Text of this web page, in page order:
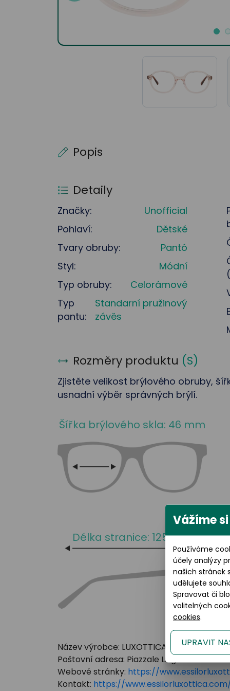
Popis
Detaily
Značky:
Unofficial
Pohlaví:
Dětské
Tvary obruby:
Pantó
Styl:
Módní
Typ obruby:
Celorámové
Typ
pantu:
Standarní pružinový
závěs
Rozměry produktu (S)
Zjistěte velikost brýlového obruby,
usnadní výběr správných brýlí.
Šířka brýlového skla: 46 mm
Délka stranice: 125 mm
Název výrobce: LUXOTTICA GROUP
Poštovní adresa: Piazzale Luigi Cadorna 3
Webové stránky: https://
Kontakt: https://
Vážíme
Používáme
účely analýzy
našich stránek
udělujete
Spravovat či
volitelných
cookies.
UPRAVIT